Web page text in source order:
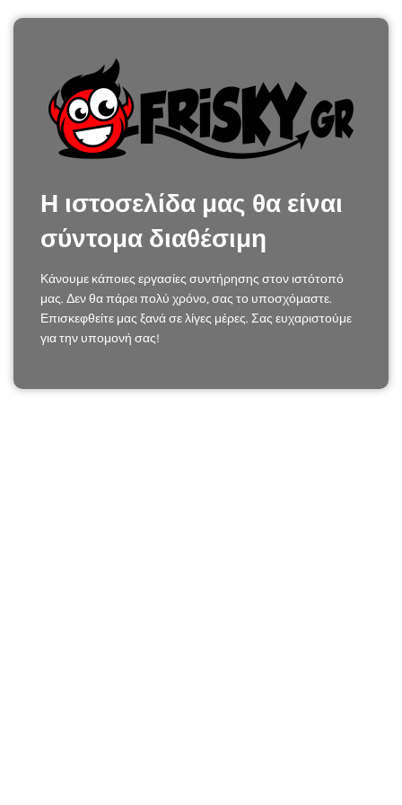
Η ιστοσελίδα μας θα είναι
σύντομα διαθέσιμη
Κάνουμε κάποιες εργασίες συντήρησης στον ιστότοπό
μας. Δεν θα πάρει πολύ χρόνο, σας το υποσχόμαστε.
Επισκεφθείτε μας ξανά σε λίγες μέρες. Σας ευχαριστούμε
για την υπομονή σας!